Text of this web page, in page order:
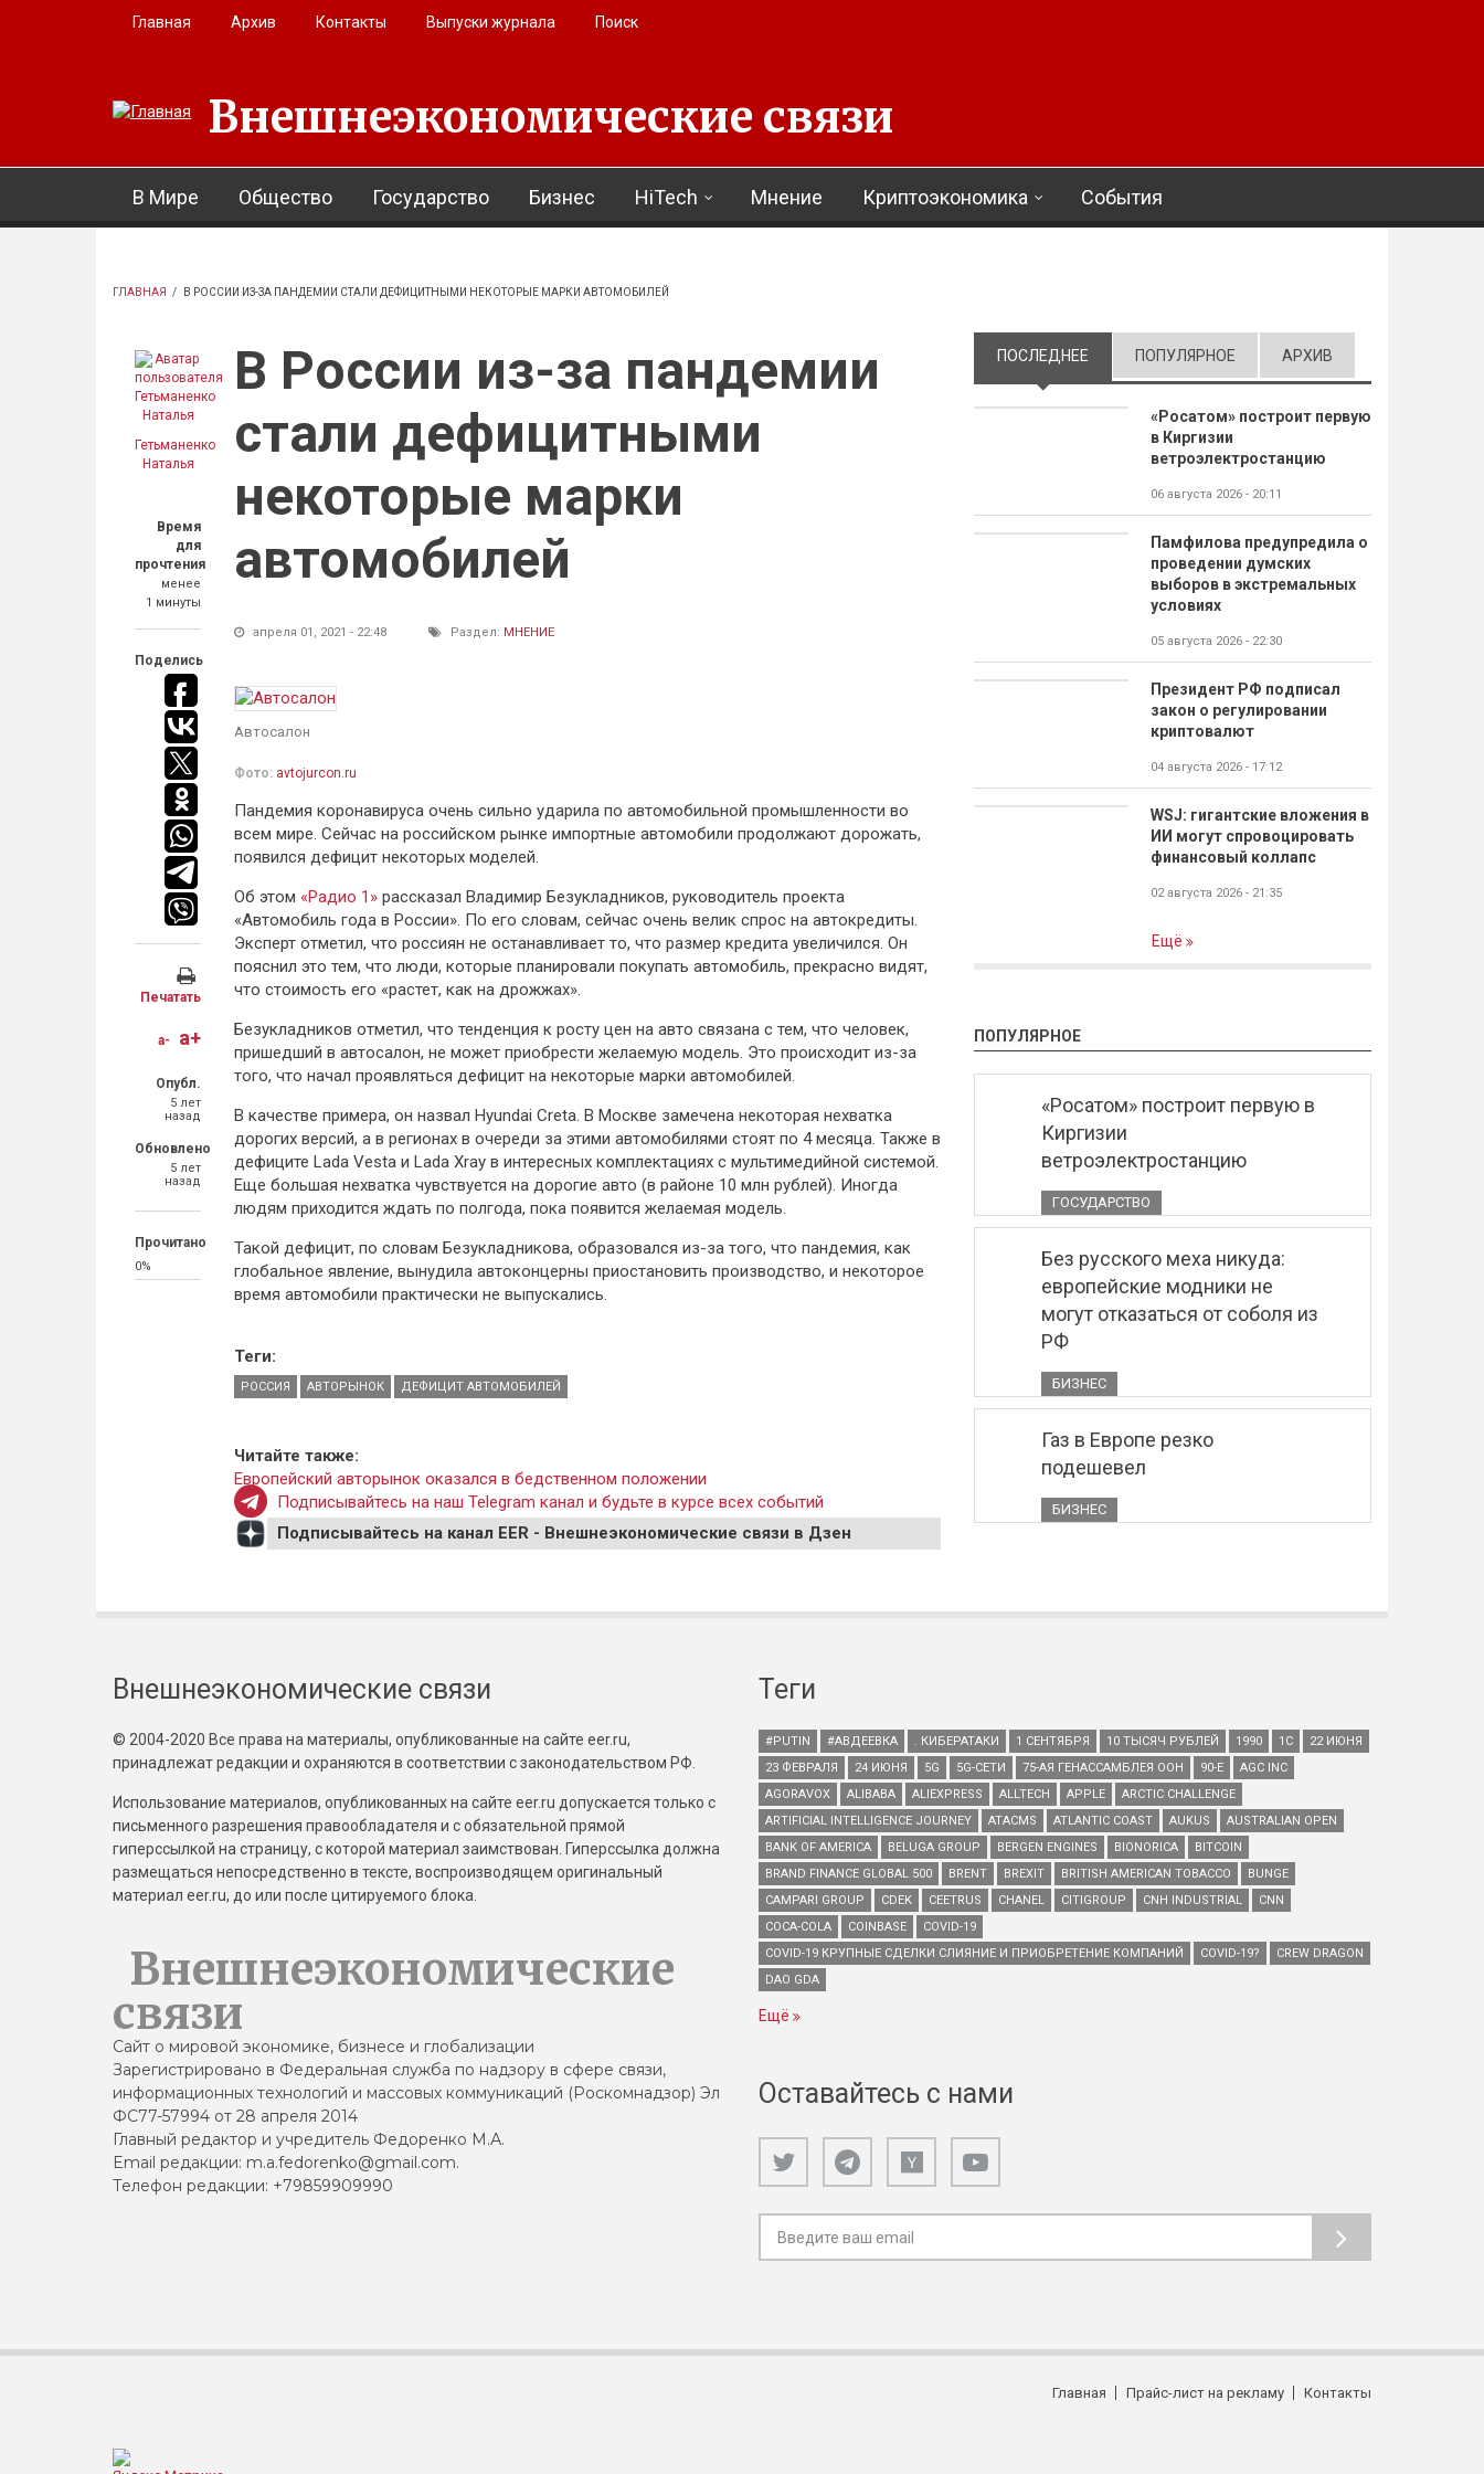
Перейти к основному содержанию
Главная Архив Контакты Выпуски журнала Поиск
Внешнеэкономические связи
В Мире Общество Государство Бизнес HiTech Мнение Криптоэкономика События
ГЛАВНАЯ / В РОССИИ ИЗ-ЗА ПАНДЕМИИ СТАЛИ ДЕФИЦИТНЫМИ НЕКОТОРЫЕ МАРКИ АВТОМОБИЛЕЙ
Гетьманенко
Наталья
Время
для
прочтения
менее
1 минуты
Поделись
Печатать
a- a+
Опубл.
5 лет
назад
Обновлено
5 лет
назад
Прочитано
0%
В России из-за пандемии
стали дефицитными
некоторые марки
автомобилей
апреля 01, 2021 - 22:48 Раздел: МНЕНИЕ
Автосалон
Фото: avtojurcon.ru
Пандемия коронавируса очень сильно ударила по автомобильной промышленности во
всем мире. Сейчас на российском рынке импортные автомобили продолжают дорожать,
появился дефицит некоторых моделей.
Об этом «Радио 1» рассказал Владимир Безукладников, руководитель проекта
«Автомобиль года в России». По его словам, сейчас очень велик спрос на автокредиты.
Эксперт отметил, что россиян не останавливает то, что размер кредита увеличился. Он
пояснил это тем, что люди, которые планировали покупать автомобиль, прекрасно видят,
что стоимость его «растет, как на дрожжах».
Безукладников отметил, что тенденция к росту цен на авто связана с тем, что человек,
пришедший в автосалон, не может приобрести желаемую модель. Это происходит из-за
того, что начал проявляться дефицит на некоторые марки автомобилей.
В качестве примера, он назвал Hyundai Creta. В Москве замечена некоторая нехватка
дорогих версий, а в регионах в очереди за этими автомобилями стоят по 4 месяца. Также в
дефиците Lada Vesta и Lada Xray в интересных комплектациях с мультимедийной системой.
Еще большая нехватка чувствуется на дорогие авто (в районе 10 млн рублей). Иногда
людям приходится ждать по полгода, пока появится желаемая модель.
Такой дефицит, по словам Безукладникова, образовался из-за того, что пандемия, как
глобальное явление, вынудила автоконцерны приостановить производство, и некоторое
время автомобили практически не выпускались.
Теги:
РОССИЯ АВТОРЫНОК ДЕФИЦИТ АВТОМОБИЛЕЙ
Читайте также:
Европейский авторынок оказался в бедственном положении
Подписывайтесь на наш Telegram канал и будьте в курсе всех событий
Подписывайтесь на канал EER - Внешнеэкономические связи в Дзен
ПОСЛЕДНЕЕ (АКТИВНАЯ ВКЛАДКА)
ПОПУЛЯРНОЕ АРХИВ
«Росатом» построит первую
в Киргизии
ветроэлектростанцию
06 августа 2026 - 20:11
Памфилова предупредила о
проведении думских
выборов в экстремальных
условиях
05 августа 2026 - 22:30
Президент РФ подписал
закон о регулировании
криптовалют
04 августа 2026 - 17:12
WSJ: гигантские вложения в
ИИ могут спровоцировать
финансовый коллапс
02 августа 2026 - 21:35
Ещё
ПОПУЛЯРНОЕ
«Росатом» построит первую в
Киргизии
ветроэлектростанцию
ГОСУДАРСТВО
Без русского меха никуда:
европейские модники не
могут отказаться от соболя из
РФ
БИЗНЕС
Газ в Европе резко
подешевел
БИЗНЕС
Внешнеэкономические связи
© 2004-2020 Все права на материалы, опубликованные на сайте eer.ru,
принадлежат редакции и охраняются в соответствии с законодательством РФ.
Использование материалов, опубликованных на сайте eer.ru допускается только с
письменного разрешения правообладателя и с обязательной прямой
гиперссылкой на страницу, с которой материал заимствован. Гиперссылка должна
размещаться непосредственно в тексте, воспроизводящем оригинальный
материал eer.ru, до или после цитируемого блока.
Внешнеэкономические
связи
Сайт о мировой экономике, бизнесе и глобализации
Зарегистрировано в Федеральная служба по надзору в сфере связи,
информационных технологий и массовых коммуникаций (Роскомнадзор) Эл
ФС77-57994 от 28 апреля 2014
Главный редактор и учредитель Федоренко М.А.
Email редакции: m.a.fedorenko@gmail.com.
Телефон редакции: +79859909990
Теги
#PUTIN #АВДЕЕВКА . КИБЕРАТАКИ 1 СЕНТЯБРЯ 10 ТЫСЯЧ РУБЛЕЙ 1990 1С
22 ИЮНЯ
23 ФЕВРАЛЯ
24 ИЮНЯ 5G 5G-СЕТИ 75-АЯ ГЕНАССАМБЛЕЯ ООН 90-Е
AGC INC
AGORAVOX
ALIBABA ALIEXPRESS ALLTECH APPLE
ARCTIC CHALLENGE
ARTIFICIAL INTELLIGENCE JOURNEY
ATACMS ATLANTIC COAST AUKUS
AUSTRALIAN OPEN
BANK OF AMERICA
BELUGA GROUP BERGEN ENGINES BIONORICA
BITCOIN
BRAND FINANCE GLOBAL 500
BRENT BREXIT BRITISH AMERICAN TOBACCO
BUNGE
CAMPARI GROUP
CDEK CEETRUS CHANEL CITIGROUP CNH INDUSTRIAL
CNN
COCA-COLA
COINBASE
COVID-19
COVID-19 КРУПНЫЕ СДЕЛКИ СЛИЯНИЕ И ПРИОБРЕТЕНИЕ КОМПАНИЙ
COVID-19?
CREW DRAGON
DAO GDA
Ещё
Оставайтесь с нами
Главная Прайс-лист на рекламу Контакты